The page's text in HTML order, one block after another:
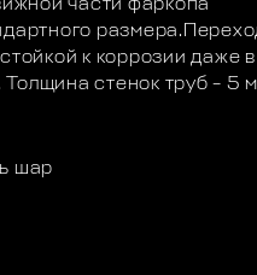
части фаркопа
к коррозии даже в
Толщина стенок труб – 5
шар